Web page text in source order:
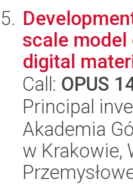
scale
digital
Call: OPUS
Principal
Akademia
w Krakowie,